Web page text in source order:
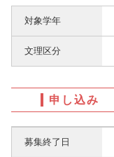
対象学年
文理区分
申し込み
募集終了日